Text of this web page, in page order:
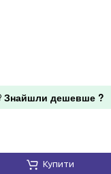
Знайшли дешевше ?
Купити